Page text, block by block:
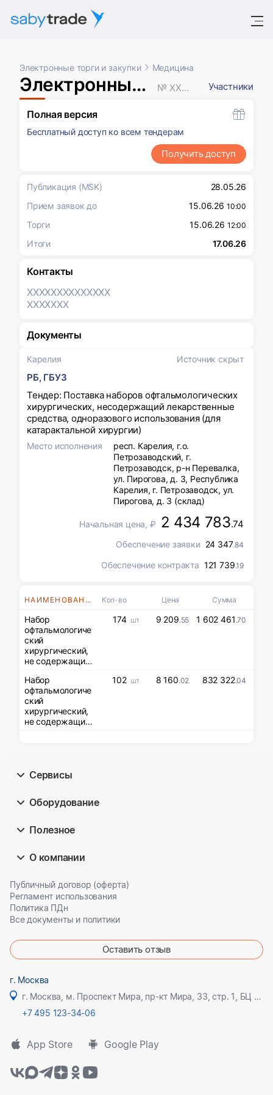
Электронные торги и закупки Медицина
Электронный аукцион № XXXXXXX Участники
Карелия Источник скрыт
РБ, ГБУЗ
Тендер: Поставка наборов офтальмологических
хирургических, несодержащий лекарственные
средства, одноразового использования (для
катарактальной хирургии)
Место исполнения
респ. Карелия, г.о.
Петрозаводский, г.
Петрозаводск, р-н Перевалка,
ул. Пирогова, д. 3, Республика
Карелия, г. Петрозаводск, ул.
Пирогова, д. 3 (склад)
Начальная цена, ₽ 2 434 783.74
Обеспечение заявки 24 347.84
Обеспечение контракта 121 739.19
НАИМЕНОВАНИЯ Кол-во Цена Сумма
Набор
офтальмологиче
ский
хирургический,
не содержащий
средства,
одноразового
использования
174 шт 9 209.55 1 602 461 .70
Набор
офтальмологиче
ский
хирургический,
не содержащий
102 шт 8 160.02 832 322.04
Полная версия
Бесплатный доступ ко всем тендерам
Получить доступ
Публикация (MSK)
28.05.26
Прием заявок до
15.06.26 10:00
Торги 15.06.26 12:00
Итоги 17.06.26
Контакты
XXXXXXXXXXXXXX
XXXXXXX
Документы
Сервисы
Оборудование
Полезное
О компании
Публичный договор (оферта)
Регламент использования
Политика ПДн
Все документы и политики
Оставить отзыв
г. Москва
г. Москва, м. Проспект Мира, пр-кт Мира, 33, стр. 1, БЦ Олимпик плаза
+7 495 123-34-06
App Store Google Play